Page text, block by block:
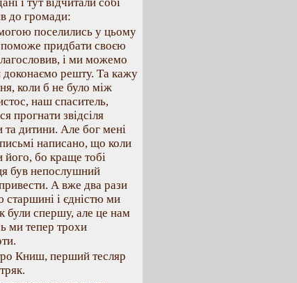
до громади:
поселились у цьому
придбати своєю
і ми можемо
доконаємо решту. Та кажу
коли б не було між
наш спаситель,
прогнати звідсіля
дитини. Але бог мені
написано, що коли
його, бо краще тобі
був непослушний
А вже два рази
і єдністю ми
були спершу, але це нам
ми тепер трохи
Книш, перший тесляр